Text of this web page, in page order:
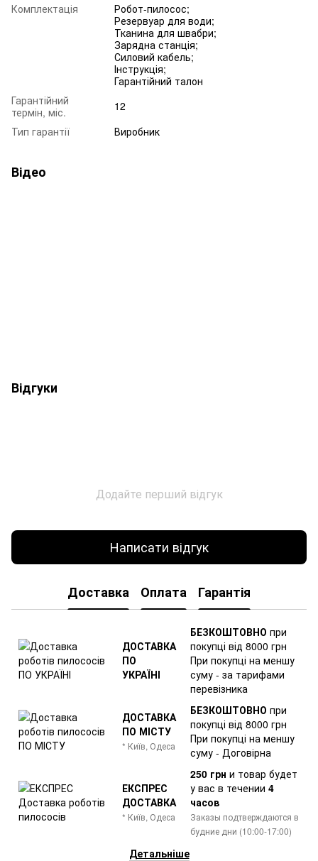
Комплектація
Робот-пилосос;
Резервуар для води;
Тканина для швабри;
Зарядна станція;
Силовий кабель;
Інструкція;
Гарантійний талон
Гарантійний
термін, міс.
12
Тип гарантії
Виробник
Відео
Відгуки
Додайте перший відгук
Написати відгук
Доставка Оплата Гарантія
ДОСТАВКА
ПО
УКРАЇНІ
БЕЗКОШТОВНО при
покупці від 8000 грн
При покупці на меншу
суму - за тарифами
перевізника
ДОСТАВКА
ПО МІСТУ
* Київ, Одеса
БЕЗКОШТОВНО при
покупці від 8000 грн
При покупці на меншу
суму - Договірна
ЕКСПРЕС
ДОСТАВКА
* Київ, Одеса
250 грн и товар будет
у вас в течении 4
часов
Заказы подтверждаются в
будние дни (10:00-17:00)
Детальніше